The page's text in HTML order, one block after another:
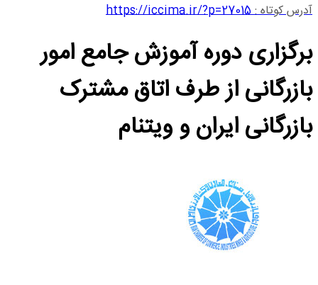
آدرس کوتاه :https://iccima.ir/?p=27015
برگزاری دوره آموزش جامع امور
بازرگانی از طرف اتاق مشترک
بازرگانی ایران و ویتنام